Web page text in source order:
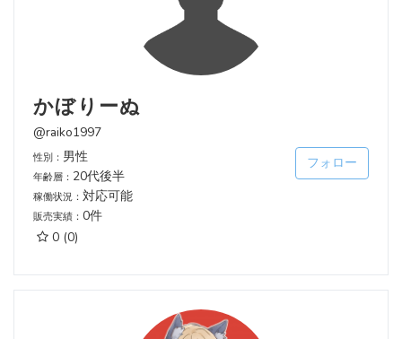
かぼりーぬ
@raiko1997
性別： 男性
年齢層： 20代後半
稼働状況： 対応可能
販売実績： 0件
0 (0)
フォロー